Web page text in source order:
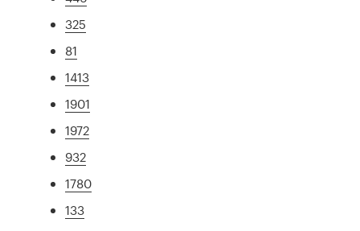
325
81
1413
1901
1972
932
1780
133